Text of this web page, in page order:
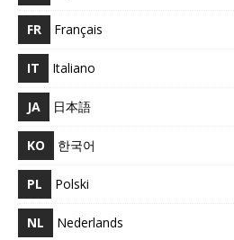
FR Français
IT Italiano
JA 日本語
KO 한국어
PL Polski
NL Nederlands